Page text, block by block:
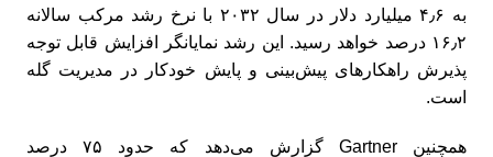
به ۴٫۶ میلیارد دلار در سال ۲۰۳۲ با نرخ رشد مرکب سالانه
۱۶٫۲ درصد خواهد رسید. این رشد نمایانگر افزایش قابل توجه
پذیرش راهکارهای پیش‌بینی و پایش خودکار در مدیریت گله
است.
همچنین Gartner گزارش می‌دهد که حدود ۷۵ درصد